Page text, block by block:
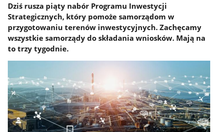
Dziś rusza piąty nabór Programu Inwestycji
Strategicznych, który pomoże samorządom w
przygotowaniu terenów inwestycyjnych. Zachęcamy
wszystkie samorządy do składania wniosków. Mają na
to trzy tygodnie.